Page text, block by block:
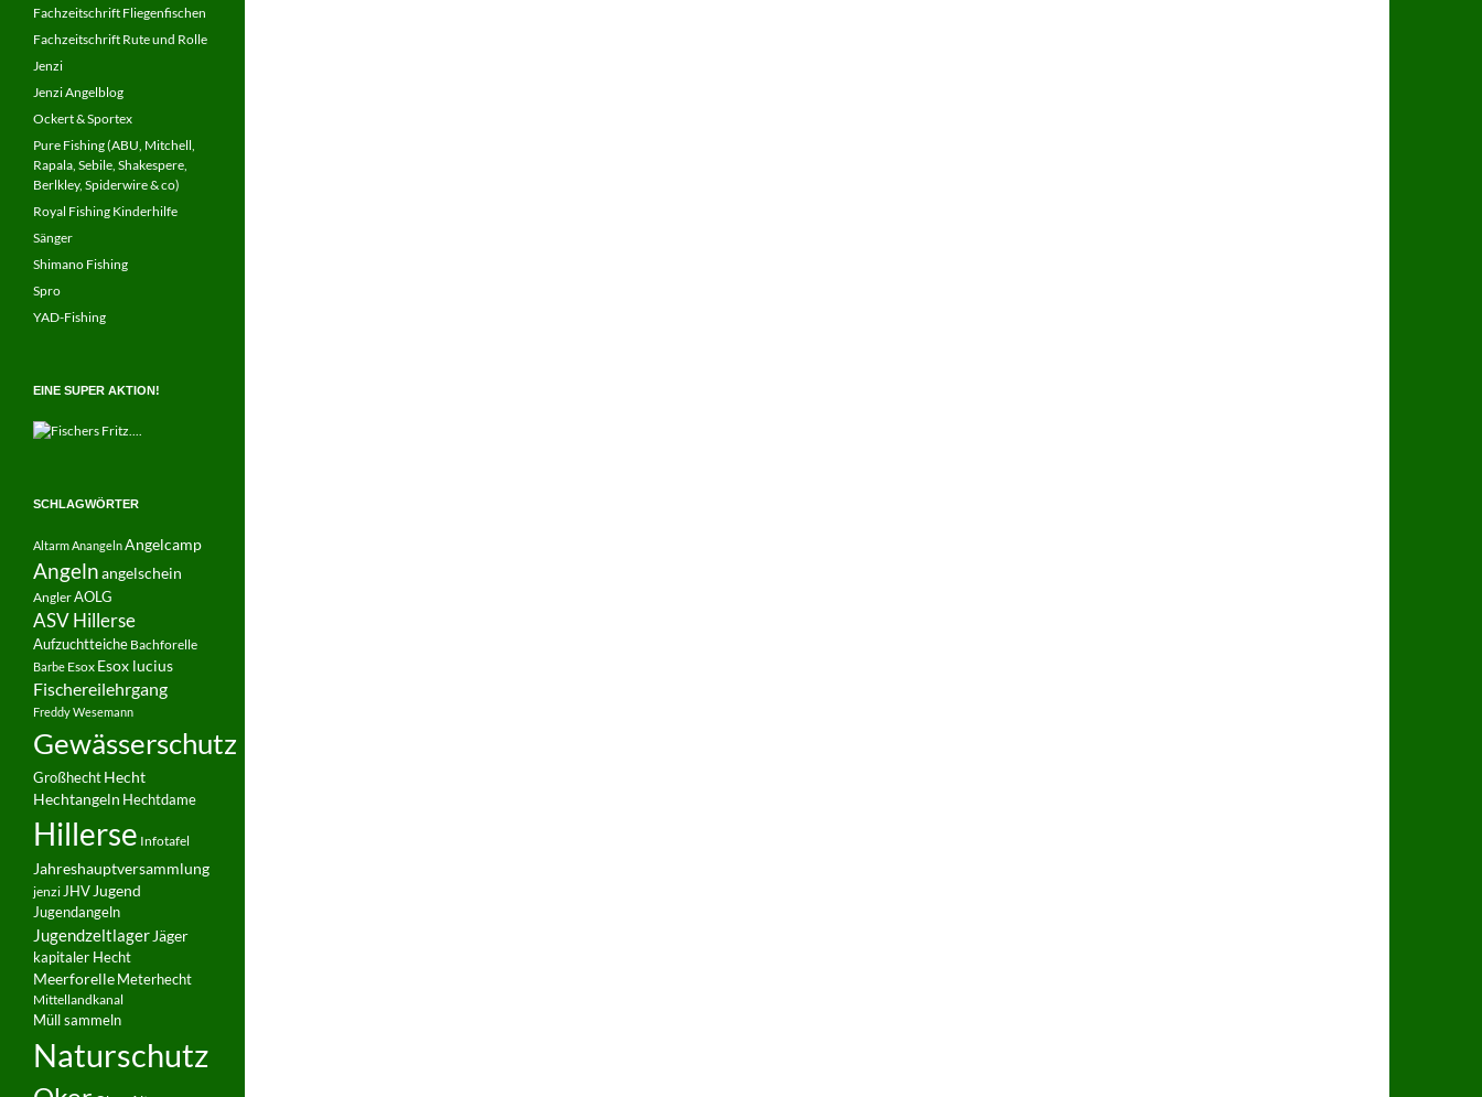
Fachzeitschrift Fliegenfischen
Fachzeitschrift Rute und Rolle
Jenzi
Jenzi Angelblog
Ockert & Sportex
Pure Fishing (ABU, Mitchell,
Rapala, Sebile, Shakespere,
Berlkley, Spiderwire & co)
Royal Fishing Kinderhilfe
Sänger
Shimano Fishing
Spro
YAD-Fishing
EINE SUPER AKTION!
SCHLAGWÖRTER
AltarmAnangelnAngelcamp
Angelnangelschein
AnglerAOLG
ASV Hillerse
Aufzuchtteiche Bachforelle
Barbe Esox Esox lucius
Fischereilehrgang
Freddy Wesemann
Gewässerschutz
GroßhechtHecht
Hechtangeln Hechtdame
Hillerse Infotafel
Jahreshauptversammlung
jenzi JHV Jugend
Jugendangeln
Jugendzeltlager Jäger
kapitaler Hecht
MeerforelleMeterhecht
Mittellandkanal
Müll sammeln
Naturschutz